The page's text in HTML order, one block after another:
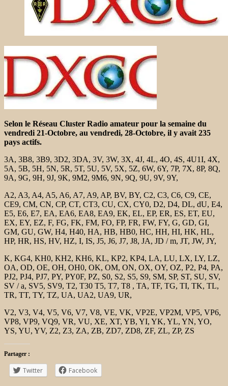
Selon le Réseau Cluster Radio amateur pour la semaine du
vendredi 21-Octobre, au vendredi, 28-Octobre, il y avait 235
pays actifs.
3A, 3B8, 3B9, 3D2, 3DA, 3V, 3W, 3X, 4J, 4L, 4O, 4S, 4U1I, 4X,
5A, 5B, 5H, 5N, 5R, 5T, 5U, 5V, 5X, 5Z, 6W, 6Y, 7P, 7X, 8P, 8Q,
9A, 9G, 9H, 9J, 9K, 9M2, 9M6, 9N, 9Q, 9U, 9V, 9Y,
A2, A3, A4, A5, A6, A7, A9, AP, BV, BY, C2, C3, C6, C9, CE,
CE9, CM, CN, CP, CT, CT3, CU, CX, CY0, D2, D4, DL, dU, E4,
E5, E6, E7, EA, EA6, EA8, EA9, EK, EL, EP, ER, ES, ET, EU,
EX, EY, EZ, F, FG, FK, FM, FO, FP, FR, FW, FY, G, GD, GI,
GM, GU, GW, H4, H40, HA, HB, HB0, HC, HH, HI, HK, HL,
HP, HR, HS, HV, HZ, I, IS, J5, J6, J7, J8, JA, JD / m, JT, JW, JY,
K, KG4, KH0, KH2, KH6, KL, KP2, KP4, LA, LU, LX, LY, LZ,
OA, OD, OE, OH, OH0, OK, OM, ON, OX, OY, OZ, P2, P4, PA,
PJ2, PJ4, PJ7, PY, PY0F, PZ, S0, S2, S5, S9, SM, SP, ST, SU, SV,
SV / a, SV5, SV9, T2, T30 T5, T7, T8 , TA, TF, TG, TI, TK, TL,
TR, TT, TY, TZ, UA, UA2, UA9, UR,
V2, V3, V4, V5, V6, V7, V8, VE, VK, VP2E, VP2M, VP5, VP6,
VP8, VP9, VQ9, VR, VU, XE, XT, YB, YI, YK, YL, YN, YO,
YS, YU, YV, Z2, Z3, ZA, ZB, ZD7, ZD8, ZF, ZL, ZP, ZS
Partager :
Twitter Facebook